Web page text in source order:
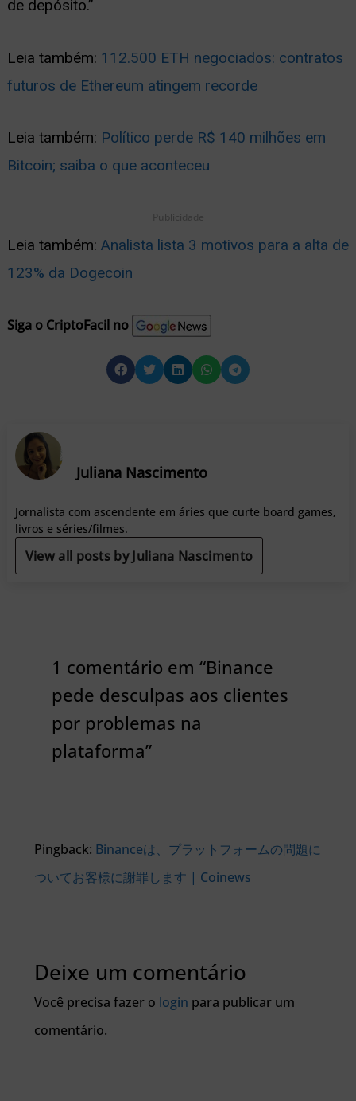
de depósito.”
Leia também: 112.500 ETH negociados: contratos
futuros de Ethereum atingem recorde
Leia também: Político perde R$ 140 milhões em
Bitcoin; saiba o que aconteceu
Publicidade
Leia também: Analista lista 3 motivos para a alta de
123% da Dogecoin
Siga o CriptoFacil no
Juliana Nascimento
Jornalista com ascendente em áries que curte board games,
livros e séries/filmes.
View all posts by Juliana Nascimento
1 comentário em “Binance
pede desculpas aos clientes
por problemas na
plataforma”
Pingback: Binanceは、プラットフォームの問題に
ついてお客様に謝罪します | Coinews
Deixe um comentário
Você precisa fazer o login para publicar um
comentário.